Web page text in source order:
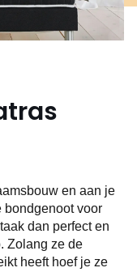
en aan je
bondgenoot voor
dan perfect en
Zolang ze de
heeft hoef je ze